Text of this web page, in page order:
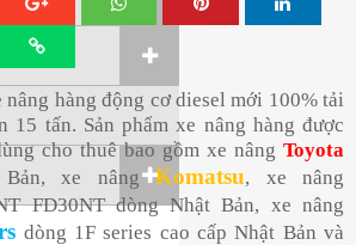
Sha
re
re
re
nâng hàng động cơ diesel mới 100% tải
15 tấn. Sản phẩm xe nâng hàng được
cho thuê bao gồm xe nâng Toyota
Bản, xe nângKomatsu, xe nâng
FD30NT dòng Nhật Bản, xe nâng
dòng 1F series cao cấp Nhật Bản và